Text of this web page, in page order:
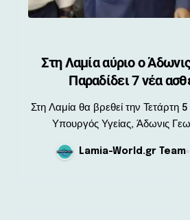
Στη Λαμία αύριο ο
Παραδίδει 7 νέα
Στη Λαμία θα βρεθεί την Τετάρτη 5 Αυγούστου 2026 ο
Υπουργός Υγείας, Άδωνις
Lamia-World.gr Team